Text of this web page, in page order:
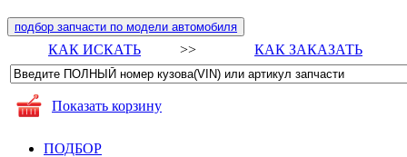
подбор запчасти по модели автомобиля
КАК ИСКАТЬ >> КАК ЗАКАЗАТЬ
Показать корзину
ПОДБОР